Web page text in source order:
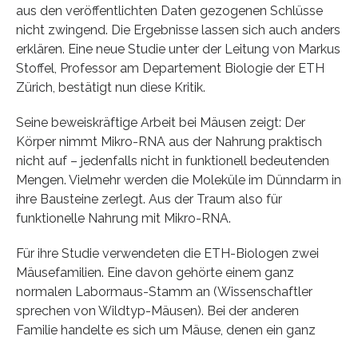
aus den veröffentlichten Daten gezogenen Schlüsse
nicht zwingend. Die Ergebnisse lassen sich auch anders
erklären. Eine neue Studie unter der Leitung von Markus
Stoffel, Professor am Departement Biologie der ETH
Zürich, bestätigt nun diese Kritik.
Seine beweiskräftige Arbeit bei Mäusen zeigt: Der
Körper nimmt Mikro-RNA aus der Nahrung praktisch
nicht auf – jedenfalls nicht in funktionell bedeutenden
Mengen. Vielmehr werden die Moleküle im Dünndarm in
ihre Bausteine zerlegt. Aus der Traum also für
funktionelle Nahrung mit Mikro-RNA.
Für ihre Studie verwendeten die ETH-Biologen zwei
Mäusefamilien. Eine davon gehörte einem ganz
normalen Labormaus-Stamm an (Wissenschaftler
sprechen von Wildtyp-Mäusen). Bei der anderen
Familie handelte es sich um Mäuse, denen ein ganz